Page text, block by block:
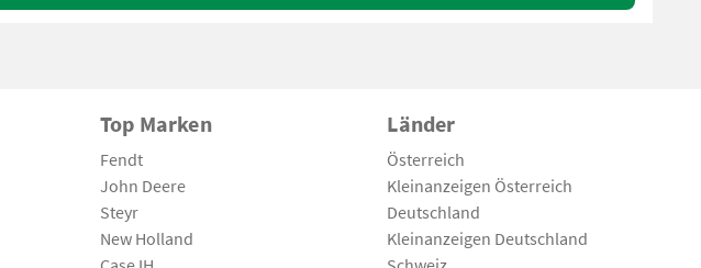
Top Marken
Fendt
John Deere
Steyr
New Holland
Länder
Österreich
Kleinanzeigen Österreich
Deutschland
Kleinanzeigen Deutschland